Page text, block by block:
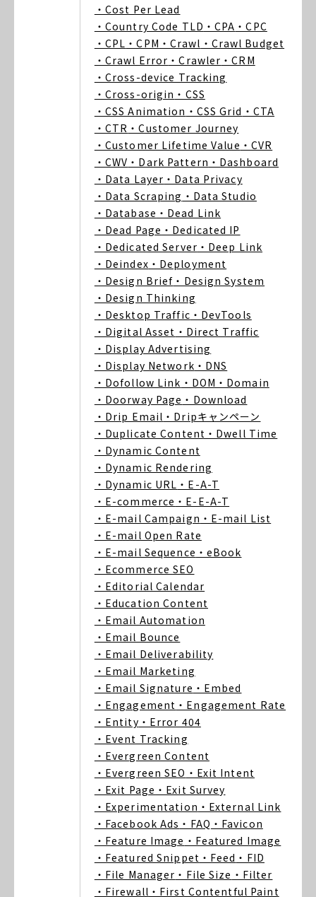
・Cost Per Lead
・Country Code TLD ・CPA ・CPC
・CPL ・CPM ・Crawl ・Crawl Budget
・Crawl Error ・Crawler ・CRM
・Cross-device Tracking
・Cross-origin ・CSS
・CSS Animation ・CSS Grid ・CTA
・CTR ・Customer Journey
・Customer Lifetime Value ・CVR
・CWV ・Dark Pattern ・Dashboard
・Data Layer ・Data Privacy
・Data Scraping ・Data Studio
・Database ・Dead Link
・Dead Page ・Dedicated IP
・Dedicated Server ・Deep Link
・Deindex ・Deployment
・Design Brief ・Design System
・Design Thinking
・Desktop Traffic ・DevTools
・Digital Asset ・Direct Traffic
・Display Advertising
・Display Network ・DNS
・Dofollow Link ・DOM ・Domain
・Doorway Page ・Download
・Drip Email ・Dripキャンペーン
・Duplicate Content ・Dwell Time
・Dynamic Content
・Dynamic Rendering
・Dynamic URL ・E-A-T
・E-commerce ・E-E-A-T
・E-mail Campaign ・E-mail List
・E-mail Open Rate
・E-mail Sequence ・eBook
・Ecommerce SEO
・Editorial Calendar
・Education Content
・Email Automation
・Email Bounce
・Email Deliverability
・Email Marketing
・Email Signature ・Embed
・Engagement ・Engagement Rate
・Entity ・Error 404
・Event Tracking
・Evergreen Content
・Evergreen SEO ・Exit Intent
・Exit Page ・Exit Survey
・Experimentation ・External Link
・Facebook Ads ・FAQ ・Favicon
・Feature Image ・Featured Image
・Featured Snippet ・Feed ・FID
・File Manager ・File Size ・Filter
・Firewall ・First Contentful Paint